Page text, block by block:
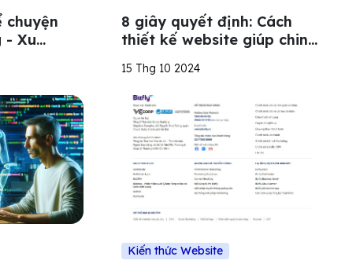
chuyện
- Xu
8 giây quyết định: Cách
thiết kế website giúp chinh
quy trình mua hàng
15 Thg 10 2024
Kiến thức Website